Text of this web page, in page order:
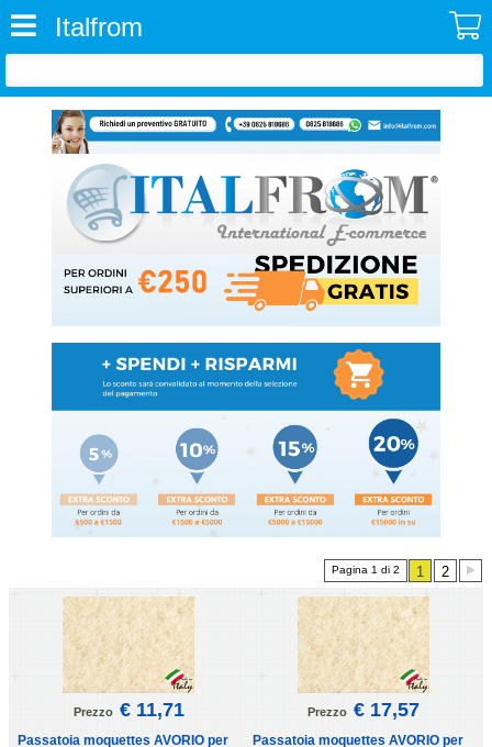
Italfrom
Pagina 1 di 2 1 2
Prezzo € 11,71
Passatoia moquettes AVORIO per
Prezzo € 17,57
Passatoia moquettes AVORIO per